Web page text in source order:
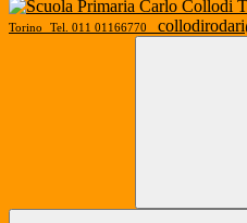
Torino
Tel. 011 01166770